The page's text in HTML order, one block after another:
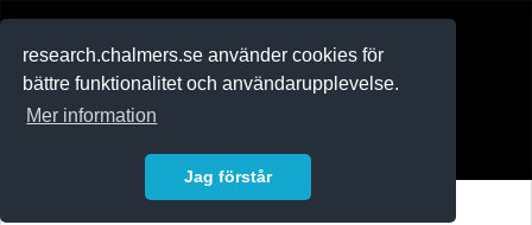
research.chalmers.se använder cookies för
bättre funktionalitet och användarupplevelse.
Mer information
Jag förstår